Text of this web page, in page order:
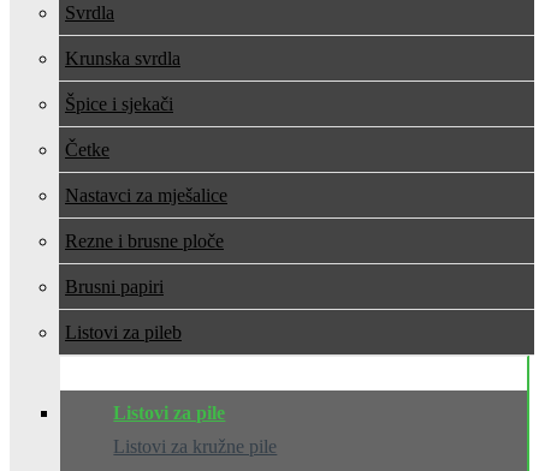
Svrdla
Krunska svrdla
Špice i sjekači
Četke
Nastavci za mješalice
Rezne i brusne ploče
Brusni papiri
Listovi za pile
Listovi za pile
Listovi za kružne pile